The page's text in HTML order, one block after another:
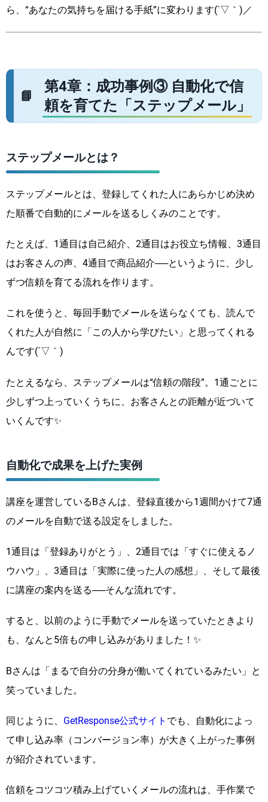
ら、“あなたの気持ちを届ける手紙”に変わります(´▽｀)／
第4章：成功事例③ 自動化で信
頼を育てた「ステップメール」
ステップメールとは？
ステップメールとは、登録してくれた人にあらかじめ決め
た順番で自動的にメールを送るしくみのことです。
たとえば、1通目は自己紹介、2通目はお役立ち情報、3通目
はお客さんの声、4通目で商品紹介──というように、少し
ずつ信頼を育てる流れを作ります。
これを使うと、毎回手動でメールを送らなくても、読んで
くれた人が自然に「この人から学びたい」と思ってくれる
んです(´▽｀)
たとえるなら、ステップメールは“信頼の階段”。1通ごとに
少しずつ上っていくうちに、お客さんとの距離が近づいて
いくんです✨
自動化で成果を上げた実例
講座を運営しているBさんは、登録直後から1週間かけて7通
のメールを自動で送る設定をしました。
1通目は「登録ありがとう」、2通目では「すぐに使えるノ
ウハウ」、3通目は「実際に使った人の感想」、そして最後
に講座の案内を送る──そんな流れです。
すると、以前のように手動でメールを送っていたときより
も、なんと5倍もの申し込みがありました！✨
Bさんは「まるで自分の分身が働いてくれているみたい」と
笑っていました。
同じように、 GetResponse公式サイト でも、自動化によっ
て申し込み率（コンバージョン率）が大きく上がった事例
が紹介されています。
信頼をコツコツ積み上げていくメールの流れは、手作業で